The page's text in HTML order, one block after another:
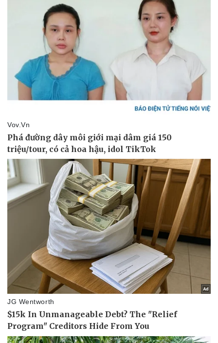
Kinh tế
Bất động sản
Khởi nghiệp
Thị trường
Giá vàng
Tiêu dùng
Tỷ giá